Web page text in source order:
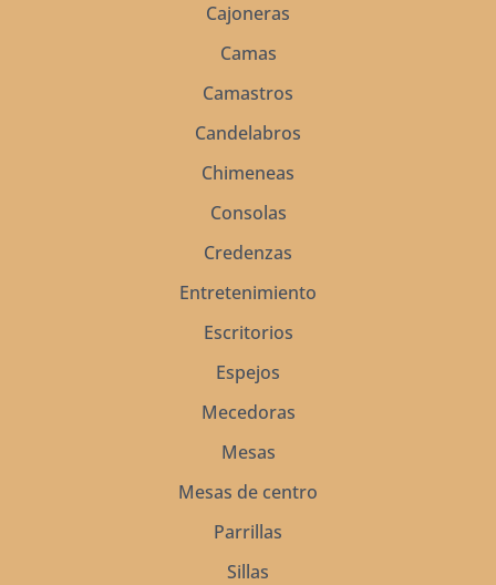
Cajoneras
Camas
Camastros
Candelabros
Chimeneas
Consolas
Credenzas
Entretenimiento
Escritorios
Espejos
Mecedoras
Mesas
Mesas de centro
Parrillas
Sillas